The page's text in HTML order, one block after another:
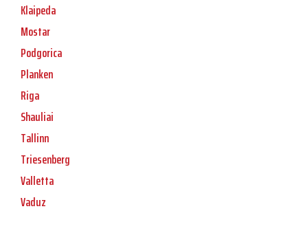
Klaipeda
Mostar
Podgorica
Planken
Riga
Shauliai
Tallinn
Triesenberg
Valletta
Vaduz